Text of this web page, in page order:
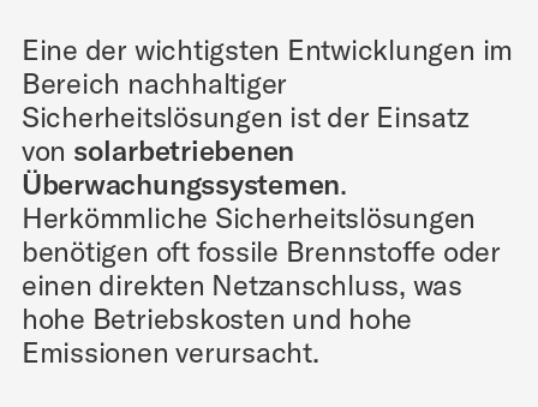
Eine der wichtigsten Entwicklungen im
Bereich nachhaltiger
Sicherheitslösungen ist der Einsatz
von solarbetriebenen
Überwachungssystemen.
Herkömmliche Sicherheitslösungen
benötigen oft fossile Brennstoffe oder
einen direkten Netzanschluss, was
hohe Betriebskosten und hohe
Emissionen verursacht.